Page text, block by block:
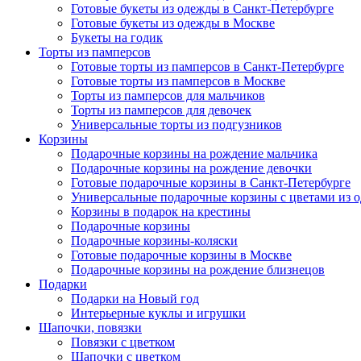
Готовые букеты из одежды в Санкт-Петербурге
Готовые букеты из одежды в Москве
Букеты на годик
Торты из памперсов
Готовые торты из памперсов в Санкт-Петербурге
Готовые торты из памперсов в Москве
Торты из памперсов для мальчиков
Торты из памперсов для девочек
Универсальные торты из подгузников
Корзины
Подарочные корзины на рождение мальчика
Подарочные корзины на рождение девочки
Готовые подарочные корзины в Санкт-Петербурге
Универсальные подарочные корзины с цветами из
Корзины в подарок на крестины
Подарочные корзины
Подарочные корзины-коляски
Готовые подарочные корзины в Москве
Подарочные корзины на рождение близнецов
Подарки
Подарки на Новый год
Интерьерные куклы и игрушки
Шапочки, повязки
Повязки с цветком
Шапочки с цветком